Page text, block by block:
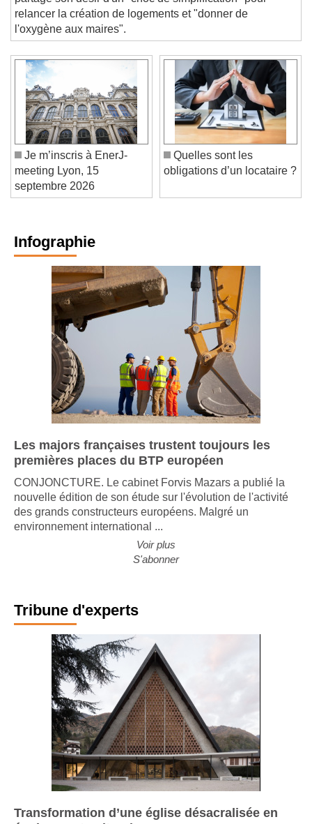
partagé son désir d'un "choc de simplification" pour
relancer la création de logements et "donner de
l'oxygène aux maires".
Je m’inscris à EnerJ-
meeting Lyon, 15
septembre 2026
Quelles sont les
Infographie
Les majors françaises trustent toujours les
premières places du BTP européen
CONJONCTURE. Le cabinet Forvis Mazars a publié la
nouvelle édition de son étude sur l'évolution de l'activité
des grands constructeurs européens. Malgré un
Voir plus
Tribune d'experts